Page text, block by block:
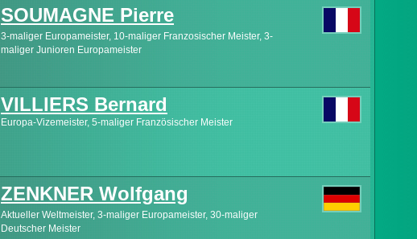
SOUMAGNE Pierre
3-maliger Europameister, 10-maliger Franzosischer Meister, 3-
maliger Junioren Europameister
VILLIERS Bernard
Europa-Vizemeister, 5-maliger Französischer Meister
ZENKNER Wolfgang
Aktueller Weltmeister, 3-maliger Europameister, 30-maliger
Deutscher Meister